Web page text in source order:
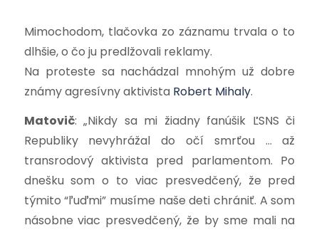
Mimochodom, tlačovka zo záznamu trvala o to
dlhšie, o čo ju predlžovali reklamy.
Na proteste sa nachádzal mnohým už dobre
známy agresívny aktivista Robert Mihaly.
Matovič: „Nikdy sa mi žiadny fanúšik ĽSNS či
Republiky nevyhrážal do očí smrťou … až
transrodový aktivista pred parlamentom. Po
dnešku som o to viac presvedčený, že pred
týmito “ľuďmi” musíme naše deti chrániť. A som
násobne viac presvedčený, že by sme mali na